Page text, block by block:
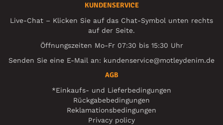
KUNDENSERVICE
Live-Chat – Klicken Sie auf das Chat-Symbol unten rechts
auf der Seite.
Öffnungszeiten Mo-Fr 07:30 bis 15:30 Uhr
Senden Sie eine E-Mail an: kundenservice@motleydenim.de
AGB
*Einkaufs- und Lieferbedingungen
Rückgabebedingungen
Reklamationsbedingungen
Privacy policy